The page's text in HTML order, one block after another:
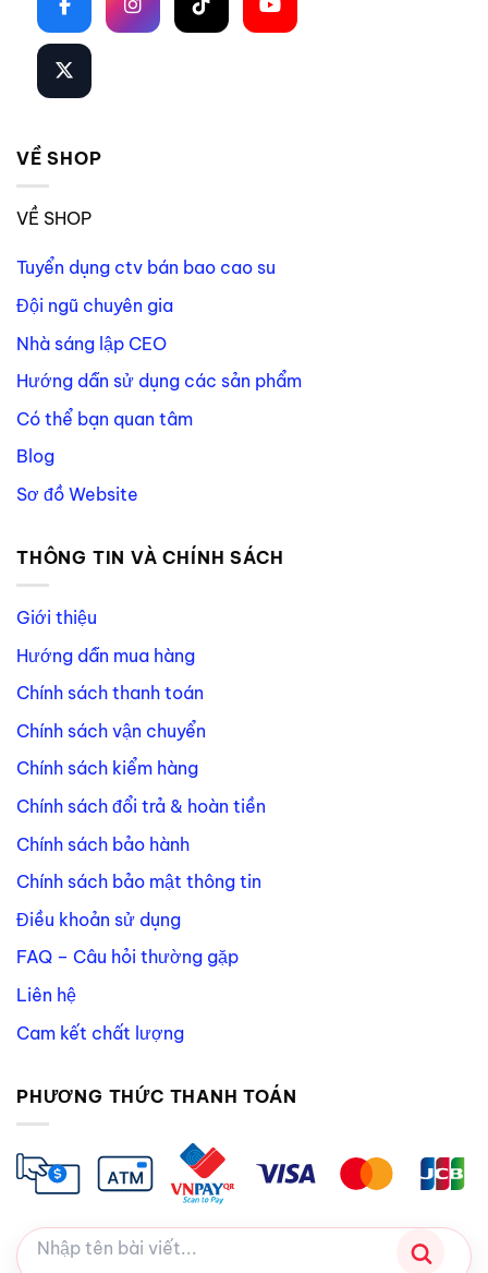
VỀ SHOP
VỀ SHOP
Tuyển dụng ctv bán bao cao su
Đội ngũ chuyên gia
Nhà sáng lập CEO
Hướng dẫn sử dụng các sản phẩm
Có thể bạn quan tâm
Blog
Sơ đồ Website
THÔNG TIN VÀ CHÍNH SÁCH
Giới thiệu
Hướng dẫn mua hàng
Chính sách thanh toán
Chính sách vận chuyển
Chính sách kiểm hàng
Chính sách đổi trả & hoàn tiền
Chính sách bảo hành
Chính sách bảo mật thông tin
Điều khoản sử dụng
FAQ – Câu hỏi thường gặp
Liên hệ
Cam kết chất lượng
PHƯƠNG THỨC THANH TOÁN